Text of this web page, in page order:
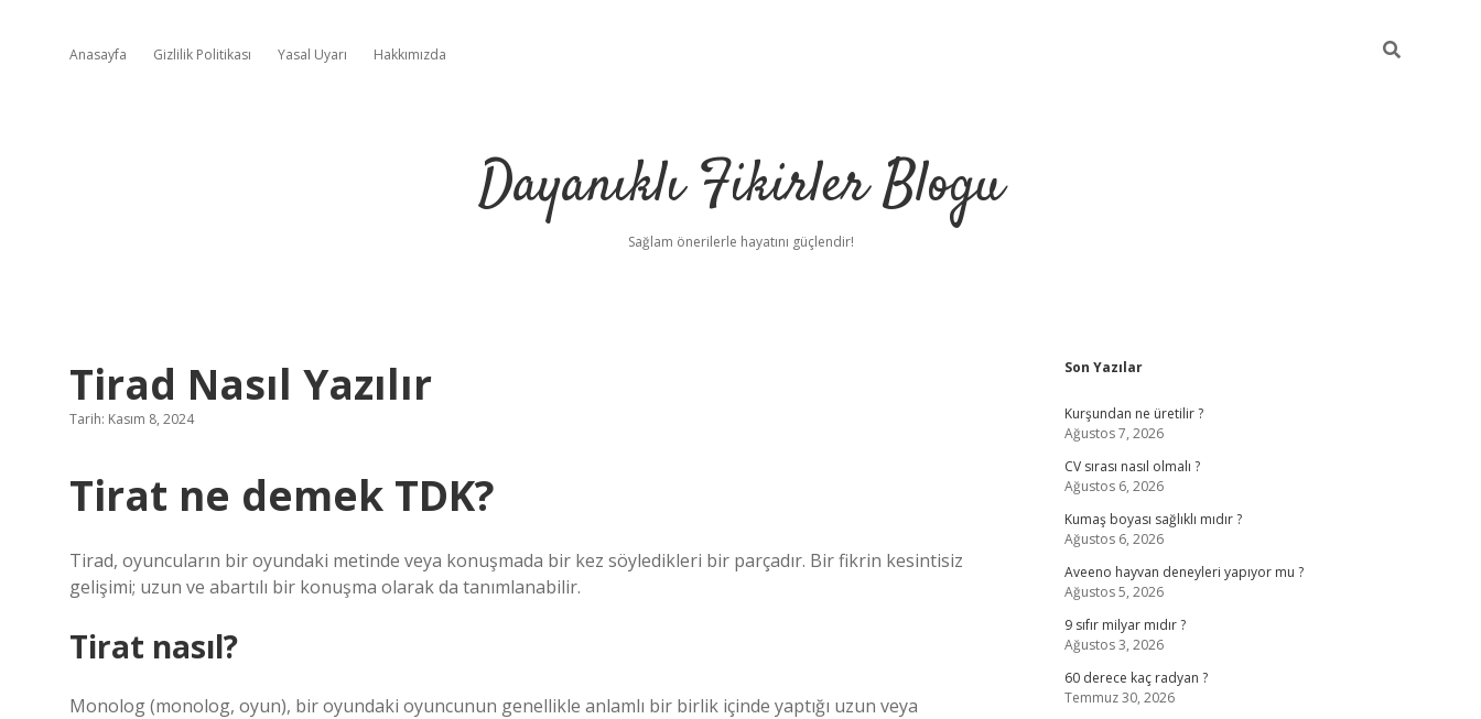
Anasayfa Gizlilik Politikası Yasal Uyarı Hakkımızda
Dayanıklı Fikirler Blogu
Sağlam önerilerle hayatını güçlendir!
Tirad Nasıl Yazılır
Tarih: Kasım 8, 2024
Tirat ne demek TDK?
Tirad, oyuncuların bir oyundaki metinde veya konuşmada bir kez söyledikleri bir parçadır. Bir fikrin kesintisiz
gelişimi; uzun ve abartılı bir konuşma olarak da tanımlanabilir.
Tirat nasıl?
Monolog (monolog, oyun), bir oyundaki oyuncunun genellikle anlamlı bir birlik içinde yaptığı uzun veya
Sidebar
Son Yazılar
Kurşundan ne üretilir ?
Ağustos 7, 2026
CV sırası nasıl olmalı ?
Ağustos 6, 2026
Kumaş boyası sağlıklı mıdır ?
Ağustos 6, 2026
Aveeno hayvan deneyleri yapıyor mu ?
Ağustos 5, 2026
9 sıfır milyar mıdır ?
Ağustos 3, 2026
60 derece kaç radyan ?
Temmuz 30, 2026